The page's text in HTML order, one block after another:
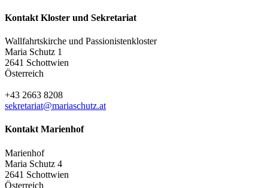
Kontakt Kloster und Sekretariat
Wallfahrtskirche und Passionistenkloster
Maria Schutz 1
2641 Schottwien
Österreich
+43 2663 8208
sekretariat@mariaschutz.at
Kontakt Marienhof
Marienhof
Maria Schutz 4
2641 Schottwien
Österreich